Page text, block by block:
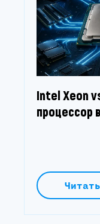
Intel Xeon
процессор
Читать